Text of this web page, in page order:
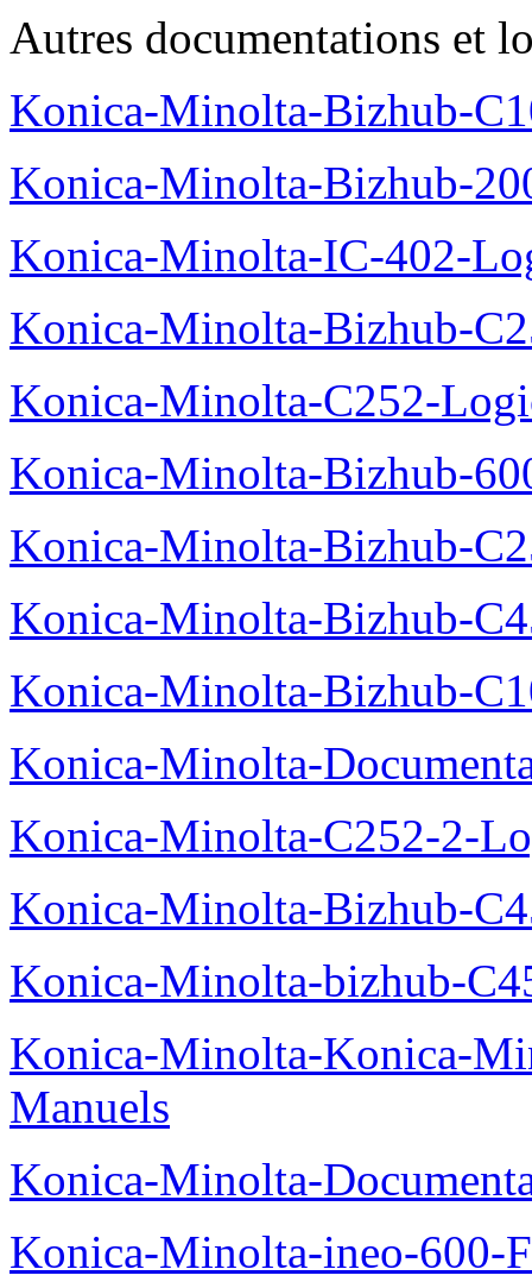
Autres documentations et
Konica-Minolta-Bizhub-
Konica-Minolta-Bizhub-
Konica-Minolta-IC-402-
Konica-Minolta-Bizhub-
Konica-Minolta-C252-
Konica-Minolta-Bizhub-
Konica-Minolta-Bizhub-
Konica-Minolta-Bizhub-
Konica-Minolta-Bizhub-
Konica-Minolta-
Konica-Minolta-C252-2-
Konica-Minolta-Bizhub-
Konica-Minolta-bizhub-
Konica-Minolta-Konica-
Manuels
Konica-Minolta-
Konica-Minolta-ineo-600-